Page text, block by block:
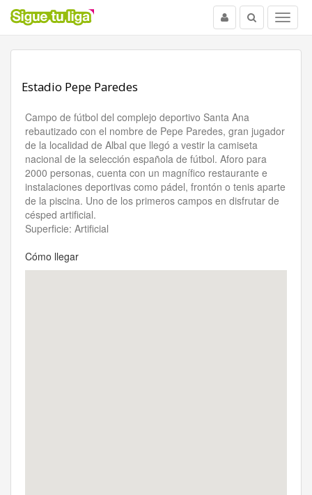
Menu
Buscar
Usuario
Estadio Pepe Paredes
Campo de fútbol del complejo deportivo Santa Ana
rebautizado con el nombre de Pepe Paredes, gran jugador
de la localidad de Albal que llegó a vestir la camiseta
nacional de la selección española de fútbol. Aforo para
2000 personas, cuenta con un magnífico restaurante e
instalaciones deportivas como pádel, frontón o tenis aparte
de la piscina. Uno de los primeros campos en disfrutar de
césped artificial.
Superficie: Artificial
Cómo llegar